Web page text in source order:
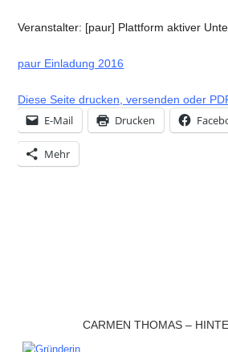
Veranstalter: [paur] Plattform aktiver
paur Einladung 2016
Diese Seite drucken, versenden oder
E-Mail Drucken
Mehr
CARMEN THOMAS –